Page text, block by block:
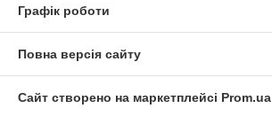
Графік роботи
Повна версія сайту
Сайт створено на маркетплейсі Prom.ua